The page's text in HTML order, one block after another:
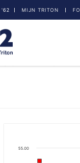
'62 MIJN TRITON
55.00